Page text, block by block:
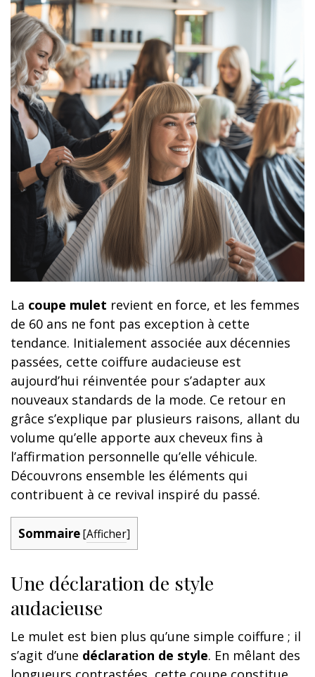
La coupe mulet revient en force, et les femmes
de 60 ans ne font pas exception à cette
tendance. Initialement associée aux décennies
passées, cette coiffure audacieuse est
aujourd’hui réinventée pour s’adapter aux
nouveaux standards de la mode. Ce retour en
grâce s’explique par plusieurs raisons, allant du
volume qu’elle apporte aux cheveux fins à
l’affirmation personnelle qu’elle véhicule.
Découvrons ensemble les éléments qui
contribuent à ce revival inspiré du passé.
Sommaire[Afficher]
Une déclaration de style
audacieuse
Le mulet est bien plus qu’une simple coiffure ; il
s’agit d’une déclaration de style. En mêlant des